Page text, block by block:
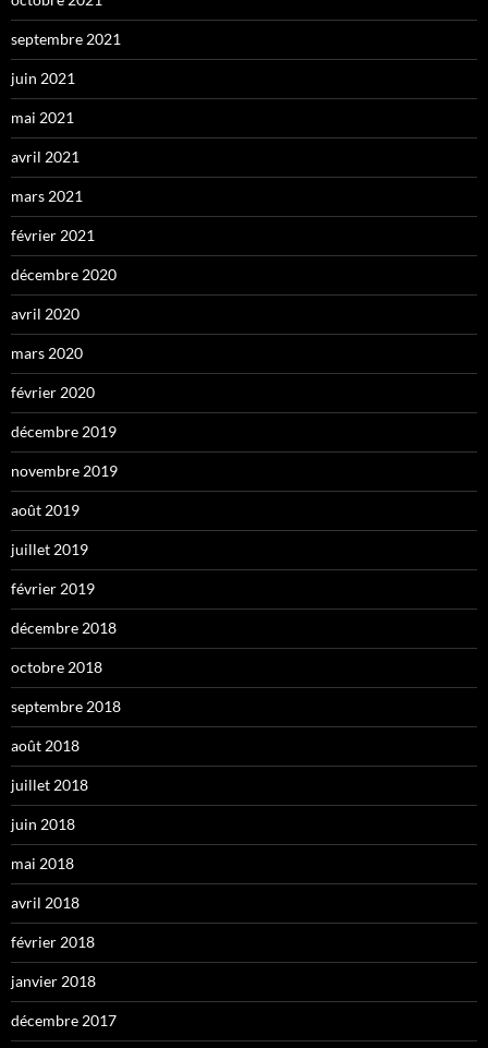
septembre 2021
juin 2021
mai 2021
avril 2021
mars 2021
février 2021
décembre 2020
avril 2020
mars 2020
février 2020
décembre 2019
novembre 2019
août 2019
juillet 2019
février 2019
décembre 2018
octobre 2018
septembre 2018
août 2018
juillet 2018
juin 2018
mai 2018
avril 2018
février 2018
janvier 2018
décembre 2017